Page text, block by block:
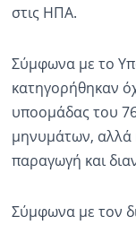
στις ΗΠΑ.
Σύμφωνα με το
κατηγορήθηκαν
υποομάδας του
μηνυμάτων, αλλά
παραγωγή και
Σύμφωνα με τον